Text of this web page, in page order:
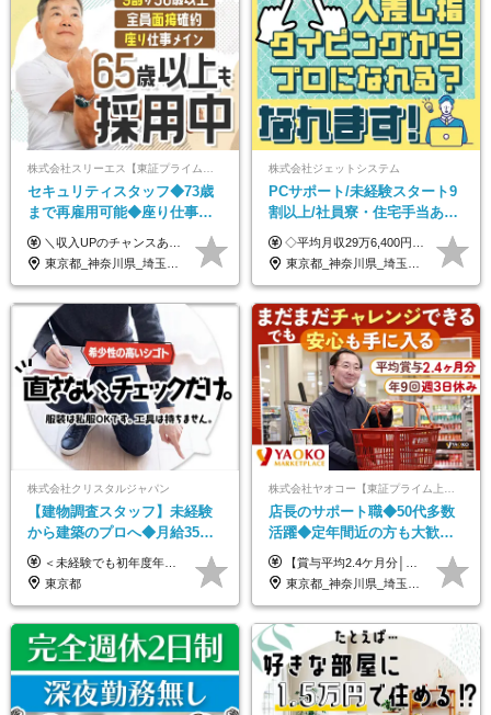
株式会社スリーエス【東証プライム上場グループ】
セキュリティスタッフ◆73歳
まで再雇用可能◆座り仕事中
心◆東証プライム上場G◆応
募者全員面接◆賞与年2回
＼収入UPのチャンスあり◎昇給も可能です！／ ◆正社員 月給(地域による）＋グレード手当、深夜手当、残業代（全額支給）等の各種手当＋賞与年2回 ＜東京都／神奈川県（横浜市）＞ 月給21万4000円～27万円 ＜埼玉県／千葉県＞ 月給19万90000円～25万1000円 ＜栃木県／茨城県／山梨県＞ 月給18万4000円～23万6000円 【試用期間】 正社員：3ヵ月 アルバイト：なし ※試用期間と本採用後の給与・待遇に差異はありません ※グレード手当、深夜手当の詳細額は面接にてご案内させていただきます ※正社員は60歳定年のため、60代の方は嘱託社員での採用です。給与条件は嘱託給与となり、退職金と賞与がありません ＼正社員は「グレード認定制」という評価あり！制度勤続年数等に応じて入社時から手当を支給／ ◆グレードI：＋2000円（入社時～） ◆グレードII：＋5000円（在籍1年以上＆当社基準に当てはまる方） ◆グレードIII：＋1万円（社内試験の合格者） ◆アルバイト・パート 東京都:時給1226円 神奈川県:時給1225円 千葉県：時給1140円 埼玉県:時給1141円 栃木県:1068円 茨城県:1074円 山梨県:1052円
東京都_神奈川県_埼玉県_千葉県_茨城県_栃木県_山梨県
株式会社ジェットシステム
PCサポート/未経験スタート9
割以上/社員寮・住宅手当あり/
正社員デビューOK/20代～30
代活躍中/全国募集
◇平均月収29万6,400円(各種手当含む) ◇住宅手当⇒最大家賃の半額支給 ◇賞与年2回支給 ■月給22万5,000円以上＋地域手当＋時間外手当＋住宅手当＋家族手当 ※経験やスキルに応じて給与を決定します ※試用期間2ヶ月あり（期間内は時給1,060円以上となります） └地域により上がる可能性があり／例：東京都時給1,370円 └その他待遇に差異なし ＜モデル月収例＞ 1年目：296,400円 3年目：320,000円 【固定残業代について】 なし（残業代は、実際の労働時間に応じて別途全額支給）
東京都_神奈川県_埼玉県_千葉県_大阪府_愛知県_北海道_青森県_岩手県_宮城県_秋田県_山形県_福島県_茨城県_群馬県_新潟県_山梨県_長野県_富山県_石川県_静岡県_岐阜県_三重県_兵庫県_京都府_滋賀県_奈良県_和歌山県_広島県_岡山県_鳥取県_島根県_山口県_徳島県_香川県_愛媛県_高知県_福岡県_熊本県_佐賀県_長崎県_大分県_宮崎県_沖縄県
株式会社クリスタルジャパン
【建物調査スタッフ】未経験
から建築のプロへ◆月給35万
円～＋賞与年2回◆官公庁・
UR直取引◆残業月10h
＜未経験でも初年度年収490万円～＞ ◆月給35万円～65万円＋賞与年2回（7月・12月） 【なぜ未経験に35万円を払えるのか】 UR都市機構様・日本郵政様・官公庁との直取引で中間マージンがなく、修繕・緊急対応だけで年4,000～5,000件。仕事が途切れない基盤があるため、調査を担う人材に相応の給与を支払えます。 【昇給について】 年齢や社歴ではなく、成長と貢献に応じて昇給する仕組みです。1回の昇給で年収100万円UPした社員もいます。 ※経験・スキルに応じて加給・優遇いたします ※試用期間3ヶ月（その間の給与・待遇に差異はありません） ※上記月給には、固定残業代（月45時間分／8.8万円～16.5万円）を含みます。超過分は別途全額支給します ※実際の残業は月平均10時間程度です。固定残業代は残業の有無にかかわらず全額支給します 【固定残業代について】 固定残業45時間分（88,000円～165,000円）を含む ※超過分は別途全額支給
東京都
店長のサポート職◆50代多数
活躍◆定年間近の方も大歓
迎！◆出勤はお昼から◆平均
賞与2.4ヶ月分◆残業少なめ
【賞与平均2.4ケ月分│決算賞与も20年以上連続で支給中！】 ＜月収例＞ 月収29万円（地域限定正社員／残業代・各種手当含む） 月収26万円（契約社員／残業代・各種手当含む） ◆月給：月給258,400円～361,500円＋残業代＋各種手当 ※給与は前職での経験、スキルを考慮し、決定します ※残業代は全額支給します ※契約社員としてご入社いただく方は、賞与額に差異あり。詳細は面接でお話しします ※試用期間3ヶ月あり。条件に変更はありません ※契約社員の場合：契約期間12カ月（更新あり） ※60歳未満でご入社いただいた方も、60歳になったタイミングで雇用形態は契約社員に切り替えとなります。
東京都_神奈川県_埼玉県_千葉県_茨城県_栃木県_群馬県